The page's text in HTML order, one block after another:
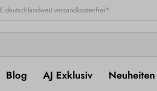
versandkostenfrei*
Blog AJ Exklusiv Neuheiten